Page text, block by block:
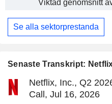
Senaste Transkript:
Netflix, Inc., Q2
Call, Jul 16, 2026
Viktad genomsnitt
Se alla sektorprestanda